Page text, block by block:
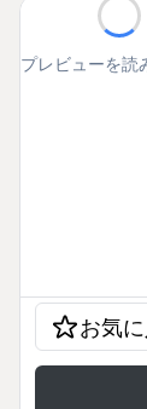
プレビューを読
お気